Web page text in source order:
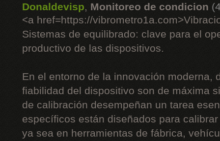
Donaldevisp, Monitoreo de condicion
<a href=https://
Sistemas de equilibrado: clave para el
productivo de las dispositivos.
En el entorno de la innovación moderna,
fiabilidad del dispositivo son de máxima
de calibración desempeñan un tarea
específicos están diseñados para
ya sea en herramientas de fábrica,